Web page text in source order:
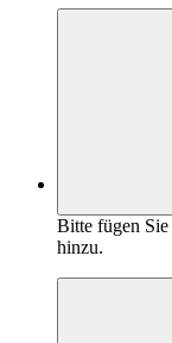
Bitte fügen
hinzu.